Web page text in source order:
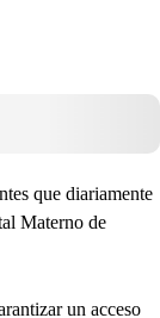
que diariamente
Materno de
un acceso